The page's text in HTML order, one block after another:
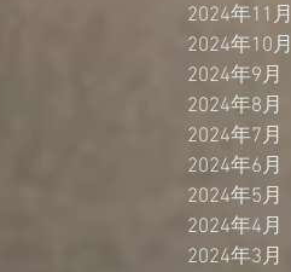
2024年11月
2024年10月
2024年9月
2024年8月
2024年7月
2024年6月
2024年5月
2024年4月
2024年3月